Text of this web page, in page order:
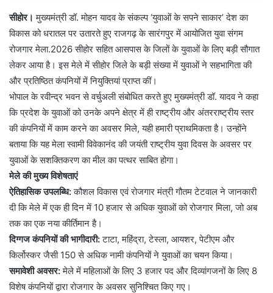
सीहोर। मुख्यमंत्री डॉ. मोहन यादव के संकल्प ‘युवाओं के सपने साकार’ देश का
विकास को धरातल पर उतारते हुए राजगढ़ के सारंगपुर में आयोजित युवा संगम
रोजगार मेला.2026 सीहोर सहित आसपास के जिलों के युवाओं के लिए बड़ी सौगात
लेकर आया है। इस मेले में सीहोर जिले के बड़ी संख्या में युवाओं ने सहभागिता की
और प्रतिष्ठित कंपनियों में नियुक्तियां प्राप्त कीं।
भोपाल के रवीन्द्र भवन से वर्चुअली संबोधित करते हुए मुख्यमंत्री डॉ. यादव ने कहा
कि प्रदेश के युवाओं को उनके अपने क्षेत्र में ही राष्ट्रीय और अंतरराष्ट्रीय स्तर
की कंपनियों में काम करने का अवसर मिले, यही हमारी प्राथमिकता है। उन्होंने
बताया कि यह मेला स्वामी विवेकानंद की जयंती राष्ट्रीय युवा दिवस के अवसर पर
युवाओं के सशक्तिकरण का मील का पत्थर साबित होगा।
मेले की मुख्य विशेषताएं
ऐतिहासिक उपलब्धि:कौशल विकास एवं रोजगार मंत्री गौतम टेटवाल ने जानकारी
दी कि मेले में एक ही दिन में 10 हजार से अधिक युवाओं को रोजगार मिला, जो अब
तक का एक नया कीर्तिमान है।
दिग्गज कंपनियों की भागीदारी:टाटा, महिंद्रा, टेस्ला, आयशर, पेटीएम और
किर्लोस्कर जैसी 150 से अधिक नामी कंपनियों ने युवाओं का चयन किया।
समावेशी अवसर:मेले में महिलाओं के लिए 3 हजार पद और दिव्यांगजनों के लिए 8
विशेष कंपनियों द्वारा रोजगार के अवसर सुनिश्चित किए गए।